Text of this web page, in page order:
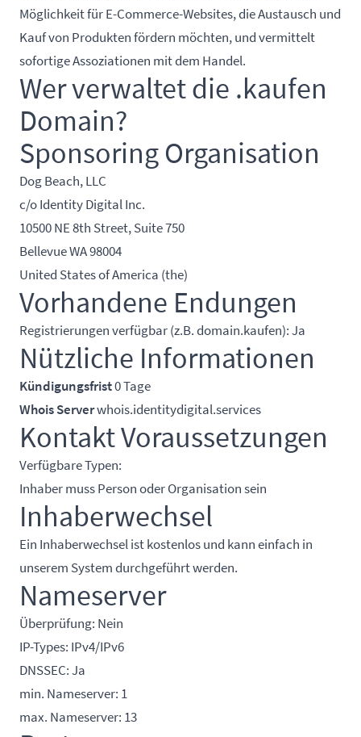
Möglichkeit für E-Commerce-Websites, die Austausch und
Kauf von Produkten fördern möchten, und vermittelt
sofortige Assoziationen mit dem Handel.
Wer verwaltet die .kaufen
Domain?
Sponsoring Organisation
Dog Beach, LLC
c/o Identity Digital Inc.
10500 NE 8th Street, Suite 750
Bellevue WA 98004
United States of America (the)
Vorhandene Endungen
Registrierungen verfügbar (z.B. domain.kaufen): Ja
Nützliche Informationen
Kündigungsfrist0 Tage
Whois Serverwhois.identitydigital.services
Kontakt Voraussetzungen
Verfügbare Typen:
Inhaber muss Person oder Organisation sein
Inhaberwechsel
Ein Inhaberwechsel ist kostenlos und kann einfach in
unserem System durchgeführt werden.
Nameserver
Überprüfung: Nein
IP-Types: IPv4/IPv6
DNSSEC: Ja
min. Nameserver: 1
max. Nameserver: 13